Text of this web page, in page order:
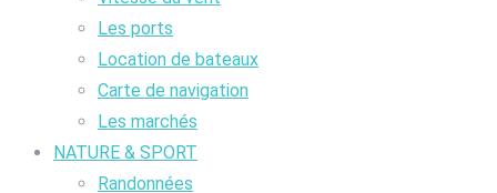
Les ports
Location de bateaux
Carte de navigation
Les marchés
NATURE & SPORT
Randonnées